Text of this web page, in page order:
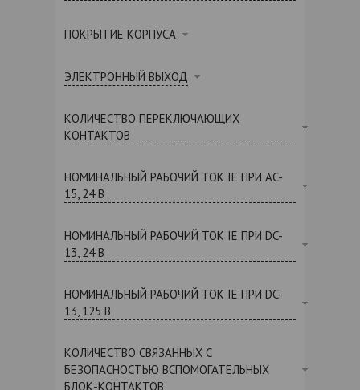
ПОКРЫТИЕ КОРПУСА
ЭЛЕКТРОННЫЙ ВЫХОД
КОЛИЧЕСТВО ПЕРЕКЛЮЧАЮЩИХ
КОНТАКТОВ
НОМИНАЛЬНЫЙ РАБОЧИЙ ТОК IE ПРИ AC-
15, 24 В
НОМИНАЛЬНЫЙ РАБОЧИЙ ТОК IE ПРИ DC-
13, 24 В
НОМИНАЛЬНЫЙ РАБОЧИЙ ТОК IE ПРИ DC-
13, 125 В
КОЛИЧЕСТВО СВЯЗАННЫХ С
БЕЗОПАСНОСТЬЮ ВСПОМОГАТЕЛЬНЫХ
БЛОК-КОНТАКТОВ